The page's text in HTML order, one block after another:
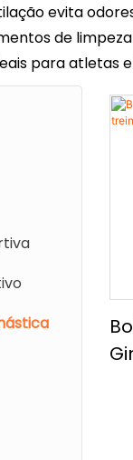
evita
de
para atletas